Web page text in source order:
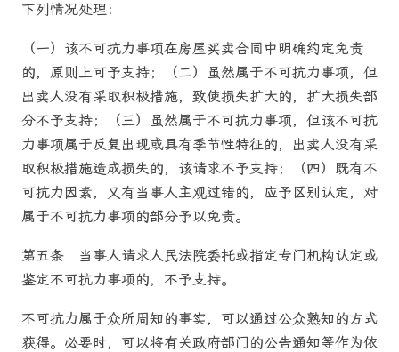
下列情况处理：
（一）该不可抗力事项在房屋买卖合同中明确约定免责
的，原则上可予支持；（二）虽然属于不可抗力事项，但
出卖人没有采取积极措施，致使损失扩大的，扩大损失部
分不予支持；（三）虽然属于不可抗力事项，但该不可抗
力事项属于反复出现或具有季节性特征的，出卖人没有采
取积极措施造成损失的，该请求不予支持；（四）既有不
可抗力因素，又有当事人主观过错的，应予区别认定，对
属于不可抗力事项的部分予以免责。
第五条 当事人请求人民法院委托或指定专门机构认定或
鉴定不可抗力事项的，不予支持。
不可抗力属于众所周知的事实，可以通过公众熟知的方式
获得。必要时，可以将有关政府部门的公告通知等作为依